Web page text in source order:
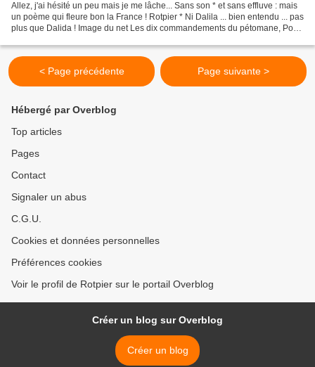
Allez, j'ai hésité un peu mais je me lâche... Sans son * et sans effluve : mais
un poème qui fleure bon la France ! Rotpier * Ni Dalila ... bien entendu ... pas
plus que Dalida ! Image du net Les dix commandements du pétomane, Pour
< Page précédente Page suivante >
Hébergé par Overblog
Top articles
Pages
Contact
Signaler un abus
C.G.U.
Cookies et données personnelles
Préférences cookies
Voir le profil de Rotpier sur le portail Overblog
Créer un blog sur Overblog
Créer un blog